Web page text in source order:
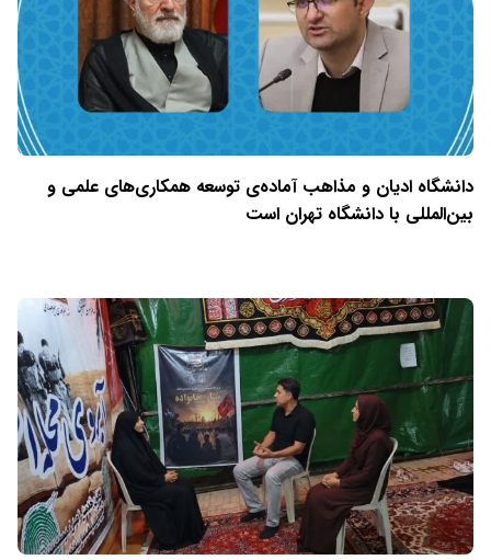
دانشگاه ادیان و مذاهب آماده‌ی توسعه همکاری‌های علمی و
بین‌المللی با دانشگاه تهران است